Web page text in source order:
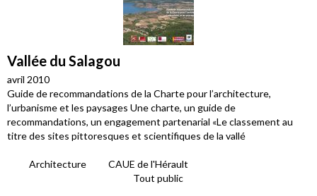
Vallée du Salagou
avril 2010
Guide de recommandations de la Charte pour l’architecture,
l’urbanisme et les paysages Une charte, un guide de
recommandations, un engagement partenarial «Le classement au
titre des sites pittoresques et scientifiques de la vallé
Architecture
CAUE de l'Hérault
Tout public